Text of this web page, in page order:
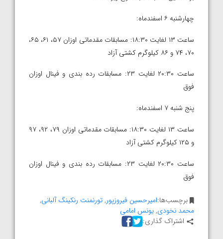
چهارشنبه ۶ اسفندماه:
ساعت ۱۳ لغایت ۱۸:۳۰: مسابقات مقدماتی اوزان ۵۷، ۶۱، ۶۵،
۷۰، ۷۴ و ۸۶ کیلوگرم کشتی آزاد
ساعت ۲۰:۳۰ لغایت ۲۳: مسابقات رده بندی و فینال اوزان
فوق
پنج شنبه ۷ اسفندماه:
ساعت ۱۳ لغایت ۱۸:۳۰: مسابقات مقدماتی اوزان ۷۹، ۹۲، ۹۷
و ۱۲۵ کیلوگرم کشتی آزاد
ساعت ۲۰:۳۰ لغایت ۲۳: مسابقات رده بندی و فینال اوزان
فوق
برچسب‌ها:امیرحسین فیروزپور,تورنمنت رنکینگ آلبانی,
محمد نخودی,یونس امامی
اشتراک گذاری: